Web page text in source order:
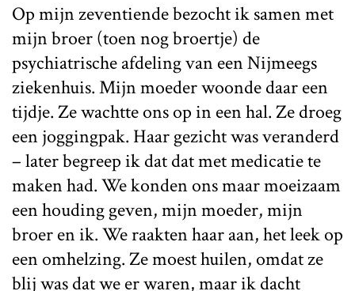
Op mijn zeventiende bezocht ik samen met
mijn broer (toen nog broertje) de
psychiatrische afdeling van een Nijmeegs
ziekenhuis. Mijn moeder woonde daar een
tijdje. Ze wachtte ons op in een hal. Ze droeg
een joggingpak. Haar gezicht was veranderd
– later begreep ik dat dat met medicatie te
maken had. We konden ons maar moeizaam
een houding geven, mijn moeder, mijn
broer en ik. We raakten haar aan, het leek op
een omhelzing. Ze moest huilen, omdat ze
blij was dat we er waren, maar ik dacht